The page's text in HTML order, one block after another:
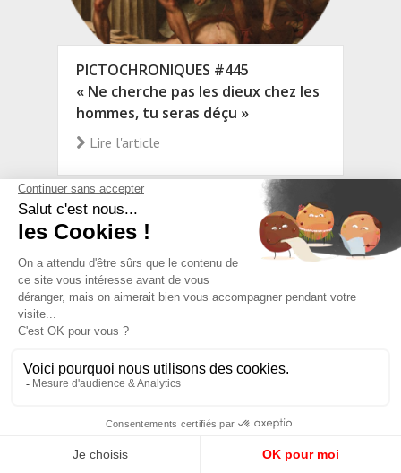
PICTOCHRONIQUES #445
« Ne cherche pas les dieux chez les
hommes, tu seras déçu »
Lire l'article
DEVOIR DE VACANCES 2026 #02
(accès libre)